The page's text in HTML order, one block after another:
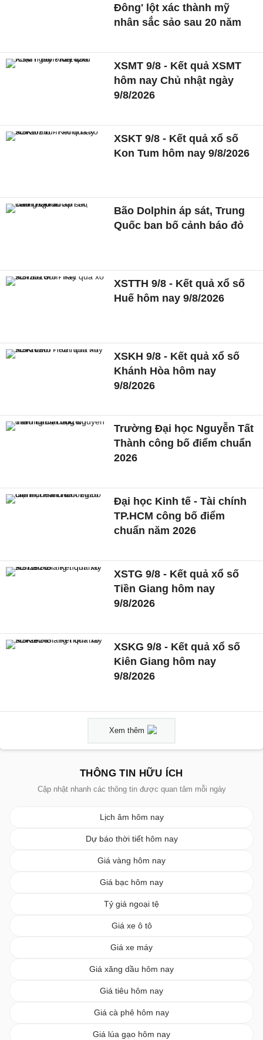
Đông' lột xác thành mỹ
nhân sắc sảo sau 20 năm
XSMT 9/8 - Kết quả XSMT
hôm nay Chủ nhật ngày
9/8/2026
XSKT 9/8 - Kết quả xổ số
Kon Tum hôm nay 9/8/2026
Bão Dolphin áp sát, Trung
Quốc ban bố cảnh báo đỏ
XSTTH 9/8 - Kết quả xổ số
Huế hôm nay 9/8/2026
XSKH 9/8 - Kết quả xổ số
Khánh Hòa hôm nay
9/8/2026
Trường Đại học Nguyễn Tất
Thành công bố điểm chuẩn
2026
Đại học Kinh tế - Tài chính
TP.HCM công bố điểm
chuẩn năm 2026
XSTG 9/8 - Kết quả xổ số
Tiền Giang hôm nay
9/8/2026
XSKG 9/8 - Kết quả xổ số
Kiên Giang hôm nay
9/8/2026
Xem thêm
THÔNG TIN HỮU ÍCH
Cập nhật nhanh các thông tin được quan tâm mỗi ngày
Lịch âm hôm nay
Dự báo thời tiết hôm nay
Giá vàng hôm nay
Giá bạc hôm nay
Tỷ giá ngoại tệ
Giá xe ô tô
Giá xe máy
Giá xăng dầu hôm nay
Giá tiêu hôm nay
Giá cà phê hôm nay
Giá lúa gạo hôm nay